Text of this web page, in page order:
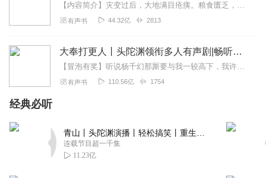
【内容简介】灾变过后，大地满目疮痍。粮食匮乏，资源紧俏，局势混乱……一位从待规划区杀出来的青年，背对着漫天黄沙，孤身来到九区谋生，却不曾想偶然结识三五好友，一念...
有声书 44.32亿 2813
大奉打更人丨头陀渊领衔多人有声剧|畅听全集|王鹤棣、田曦薇主演影视剧原著|卖报小郎君
【冒泡有奖】听说杨千幻那厮要与我一较高下，我许七安要开始装叉了！快进入声音播放页戳下方输入框，冒个泡偷偷告诉我，我要用哪些诗词才能胜过他？说得好的，有赏！202...
有声书 110.56亿 1754
经典必听
连载节目超一千集
11.23亿